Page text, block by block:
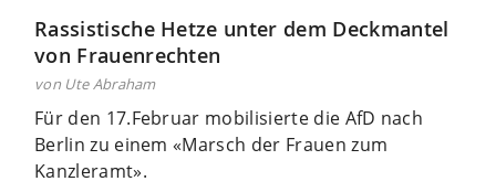
Rassistische Hetze unter dem Deckmantel
von Frauenrechten
von Ute Abraham
Für den 17.Februar mobilisierte die AfD nach
Berlin zu einem «Marsch der Frauen zum
Kanzleramt».